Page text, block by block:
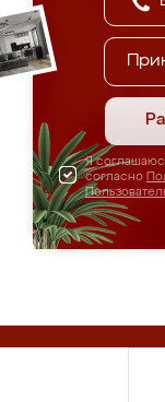
Я
согласно